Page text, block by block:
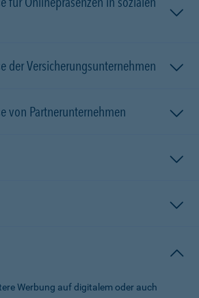
der Versicherungsunternehmen
von Partnerunternehmen
Werbung auf digitalem oder auch